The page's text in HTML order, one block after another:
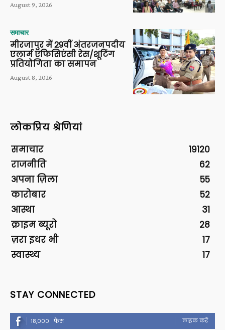
August 9, 2026
समाचार
मीरजापुर में 29वीं अंतरजनपदीय
एलार्म एफिसिएंसी रेस/शूटिंग
प्रतियोगिता का समापन
August 8, 2026
लोकप्रिय श्रेणियां
समाचार
19120
राजनीति
62
अपना ज़िला
55
कारोबार
52
आस्था
31
क्राइम ब्यूरो
28
ज़रा इधर भी
17
स्वास्थ्य
17
STAY CONNECTED
18,000 फैंस लाइक करें